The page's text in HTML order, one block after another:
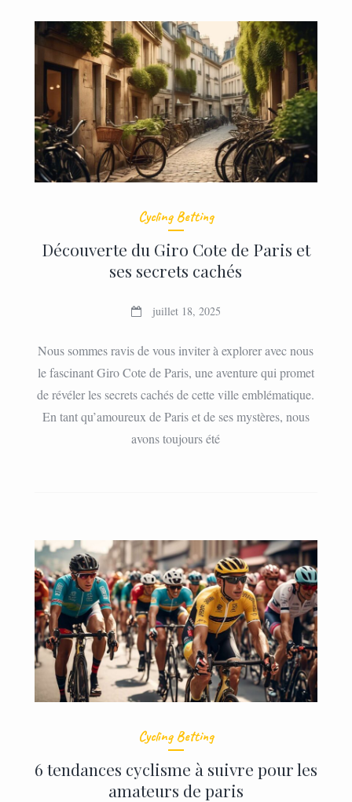
Cycling Betting
Découverte du Giro Cote de Paris et
ses secrets cachés
juillet 18, 2025
Nous sommes ravis de vous inviter à explorer avec nous
le fascinant Giro Cote de Paris, une aventure qui promet
de révéler les secrets cachés de cette ville emblématique.
En tant qu’amoureux de Paris et de ses mystères, nous
avons toujours été
Cycling Betting
6 tendances cyclisme à suivre pour les
amateurs de paris